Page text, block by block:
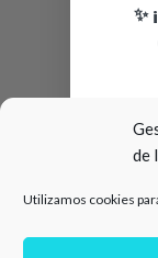
de
Utilizamos cookies